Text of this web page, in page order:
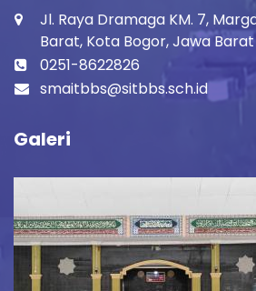
Jl. Raya Dramaga KM. 7,
Barat, Kota Bogor, Jawa Barat
0251-8622826
smaitbbs@sitbbs.sch.id
Galeri